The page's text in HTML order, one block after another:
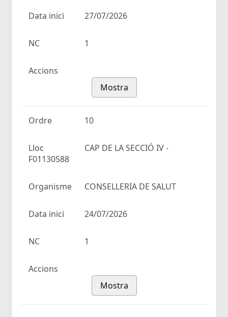
Data inici 27/07/2026
NC 1
Accions
Mostra
Ordre 10
Lloc
CAP DE LA SECCIÓ IV -
F01130588
Organisme CONSELLERIA DE SALUT
Data inici 24/07/2026
NC 1
Accions
Mostra